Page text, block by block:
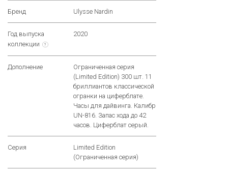
Бренд Ulysse Nardin
Год выпуска
коллекции
?
2020
Дополнение
Ограниченная серия
(Limited Edition) 300 шт. 11
бриллиантов классической
огранки на циферблате.
Часы для дайвинга. Калибр
UN-816. Запас хода до 42
часов. Циферблат серый.
Серия
Limited Edition
(Ограниченная серия)